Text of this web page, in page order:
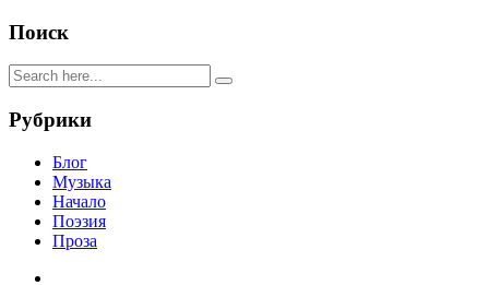
Поиск
Рубрики
Блог
Музыка
Начало
Поэзия
Проза